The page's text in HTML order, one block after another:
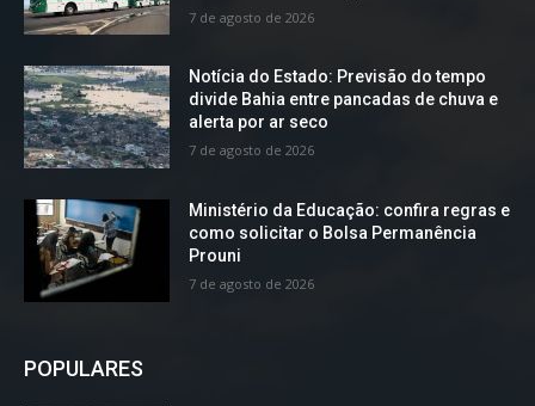
7 de agosto de 2026
Notícia do Estado: Previsão do tempo
divide Bahia entre pancadas de chuva e
alerta por ar seco
7 de agosto de 2026
Ministério da Educação: confira regras e
como solicitar o Bolsa Permanência
Prouni
7 de agosto de 2026
POPULARES